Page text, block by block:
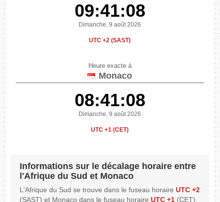
09:41:08
Dimanche, 9 août 2026
UTC +2 (SAST)
Heure exacte à
Monaco
08:41:08
Dimanche, 9 août 2026
UTC +1 (CET)
Informations sur le décalage horaire entre
l'Afrique du Sud et Monaco
L'Afrique du Sud se trouve dans le fuseau horaireUTC +2
(SAST) et Monaco dans le fuseau horaireUTC +1 (CET).